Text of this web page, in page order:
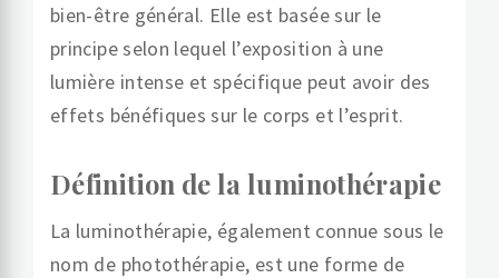
bien-être général. Elle est basée sur le
principe selon lequel l’exposition à une
lumière intense et spécifique peut avoir des
effets bénéfiques sur le corps et l’esprit.
Définition de la luminothérapie
La luminothérapie, également connue sous le
nom de photothérapie, est une forme de